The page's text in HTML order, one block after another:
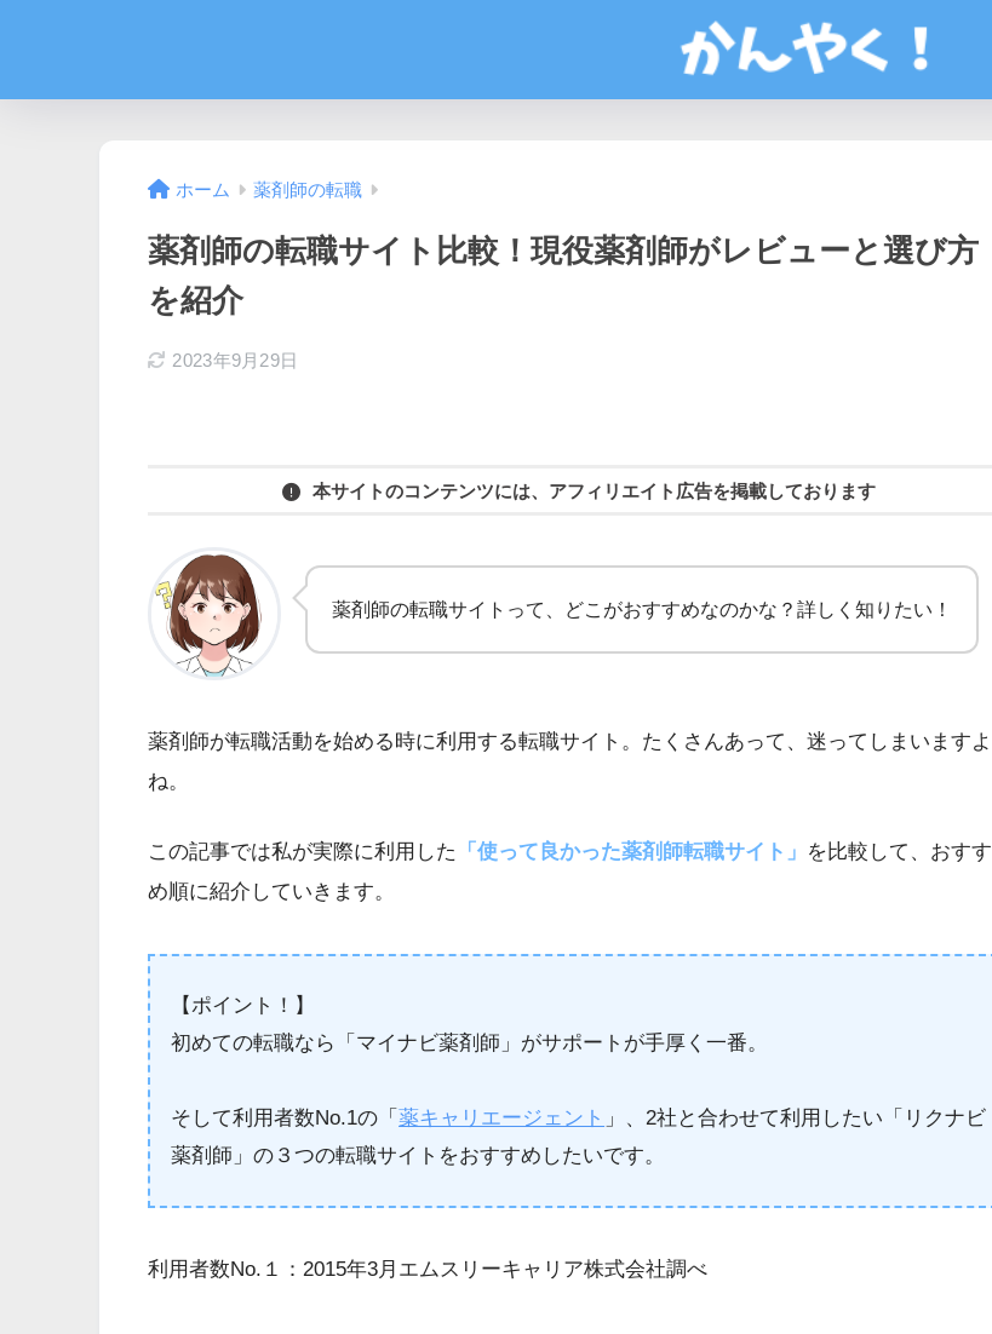
ホーム 薬剤師の転職
薬剤師の転職サイト比較！現役薬剤師がレビューと選び方
を紹介
2023年9月29日
本サイトのコンテンツには、アフィリエイト広告を掲載しております
薬剤師の転職サイトって、どこがおすすめなのかな？詳しく知りたい！
薬剤師が転職活動を始める時に利用する転職サイト。たくさんあって、迷ってしまいますよ
ね。
この記事では私が実際に利用した 「使って良かった薬剤師転職サイト」 を比較して、おすす
め順に紹介していきます。
【ポイント！】
初めての転職なら「マイナビ薬剤師」がサポートが手厚く一番。
そして利用者数No.1の「薬キャリエージェント 」、2社と合わせて利用したい「リクナビ
薬剤師」の３つの転職サイトをおすすめしたいです。
利用者数No.１：2015年3月エムスリーキャリア株式会社調べ